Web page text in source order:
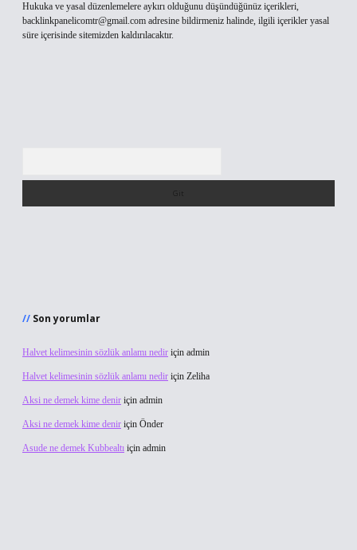
Hukuka ve yasal düzenlemelere aykırı olduğunu düşündüğünüz içerikleri,
backlinkpanelicomtr@gmail.com adresine bildirmeniz halinde, ilgili içerikler yasal
süre içerisinde sitemizden kaldırılacaktır.
Son yorumlar
Halvet kelimesinin sözlük anlamı nedir için admin
Halvet kelimesinin sözlük anlamı nedir için Zeliha
Aksi ne demek kime denir için admin
Aksi ne demek kime denir için Önder
Asude ne demek Kubbealtı için admin